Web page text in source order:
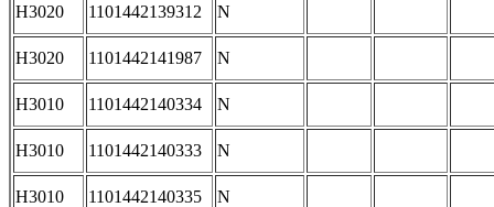
H3020 1101442139312 N
H3020 1101442141987 N
H3010 1101442140334 N
H3010 1101442140333 N
H3010 1101442140335 N